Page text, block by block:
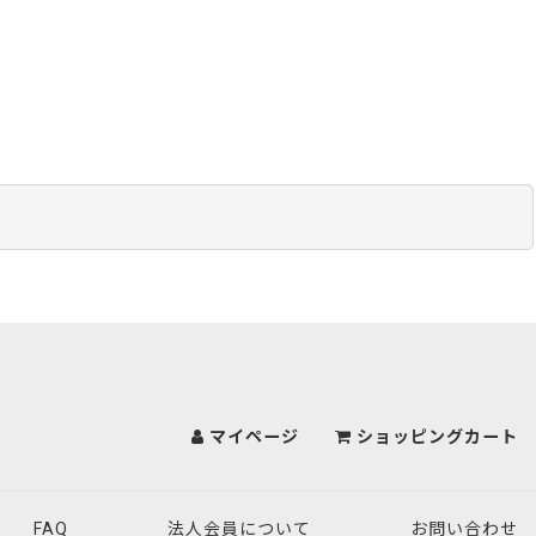
マイページ ショッピングカート
FAQ 法人会員について お問い合わせ